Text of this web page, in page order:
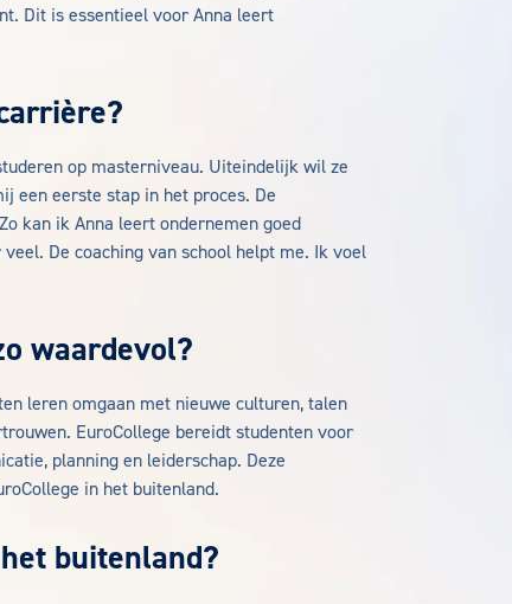
Dit is essentieel voor Anna leert
op masterniveau. Uiteindelijk wil ze
een eerste stap in het proces. De
kan ik Anna leert ondernemen goed
De coaching van school helpt me. Ik voel
waardevol?
leren omgaan met nieuwe culturen, talen
EuroCollege bereidt studenten voor
planning en leiderschap. Deze
in het buitenland.
buitenland?